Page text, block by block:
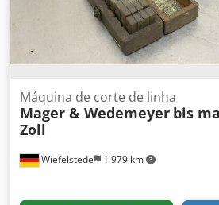
Wiefelstede 1 979 km
Máquina de corte de linha
Mager & Wedemeyer bis
Zoll